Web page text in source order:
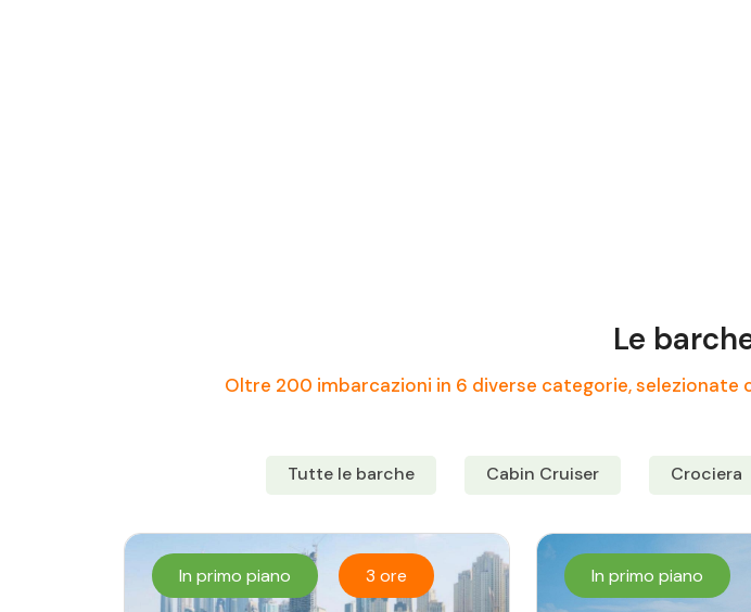
Le
Oltre 200 imbarcazioni in 6 diverse categorie,
Tutte le barche Cabin Cruiser Crociera
In primo piano 3 ore In primo piano